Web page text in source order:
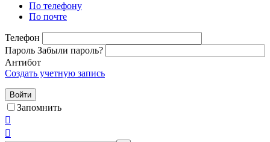
По телефону
По почте
Телефон
Пароль Забыли пароль?
Антибот
Создать учетную запись
Войти
Запомнить

